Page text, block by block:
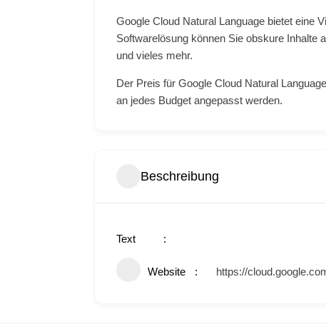
Google Cloud Natural Language bietet eine
Softwarelösung können Sie obskure Inhalte
und vieles mehr.
Der Preis für Google Cloud Natural
an jedes Budget angepasst werden.
Text
Website https://